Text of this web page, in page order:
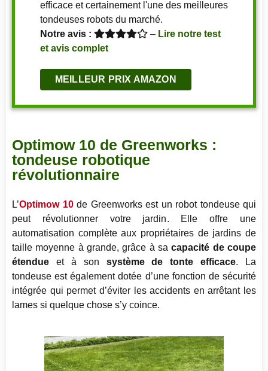
efficace et certainement l'une des meilleures
tondeuses robots du marché.
Notre avis :
– Lire notre test
et avis complet
MEILLEUR PRIX AMAZON
Optimow 10 de Greenworks :
tondeuse robotique
révolutionnaire
L’Optimow 10de Greenworks est un robot tondeuse qui
peut révolutionner votre jardin. Elle offre une
automatisation complète aux propriétaires de jardins de
taille moyenne à grande, grâce à sacapacité de coupe
étendue et à son système de tonte efficace. La
tondeuse est également dotée d’une fonction de sécurité
intégrée qui permet d’éviter les accidents en arrêtant les
lames si quelque chose s’y coince.